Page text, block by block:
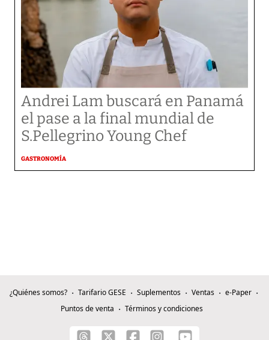
Andrei Lam buscará en Panamá
el pase a la final mundial de
S.Pellegrino Young Chef
GASTRONOMÍA
¿Quiénes somos? Tarifario GESE Suplementos Ventas
e-Paper
Puntos de venta
Términos y condiciones